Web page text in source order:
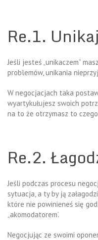
Re.1.
Jeśli jesteś „unikaczem”
problemów, unikania
W negocjacjach taka
wyartykułujesz swoich
na to że otrzymasz to
Re.2.
Jeśli podczas procesu
sytuacja, a ty by ją
które nie powinieneś się
„akomodatorem’.
Negocjując ze swoimi